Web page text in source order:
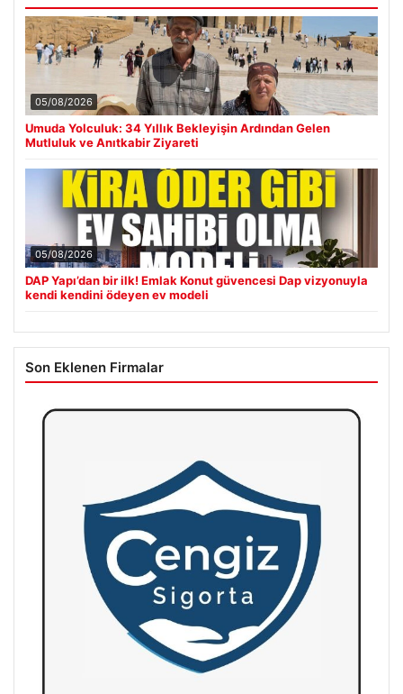
05/08/2026
Umuda Yolculuk: 34 Yıllık Bekleyişin Ardından Gelen
Mutluluk ve Anıtkabir Ziyareti
05/08/2026
DAP Yapı’dan bir ilk! Emlak Konut güvencesi Dap vizyonuyla
kendi kendini ödeyen ev modeli
Son Eklenen Firmalar